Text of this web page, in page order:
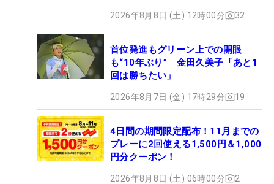
2026年8月8日 (土) 12時00分 32
首位発進もグリーン上での開眼
も“10年ぶり” 金田久美子「あと1
回は勝ちたい」
2026年8月7日 (金) 17時29分 19
4日間の期間限定配布！11月までの
プレーに2回使える1,500円＆1,000
円分クーポン！
2026年8月8日 (土) 06時00分 2